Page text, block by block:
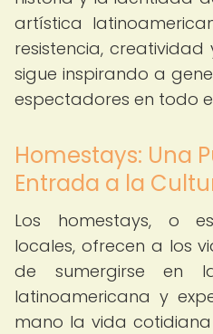
artística
resistencia,
sigue inspirando a
espectadores en todo
Homestays: Una
Entrada a la
Los homestays, o
locales, ofrecen a los
de sumergirse en
latinoamericana y
mano la vida